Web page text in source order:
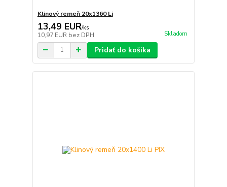
Klinový remeň 20x1360 Li
13,49 EUR/ks
10,97 EUR bez DPH Skladom
Pridať do košíka